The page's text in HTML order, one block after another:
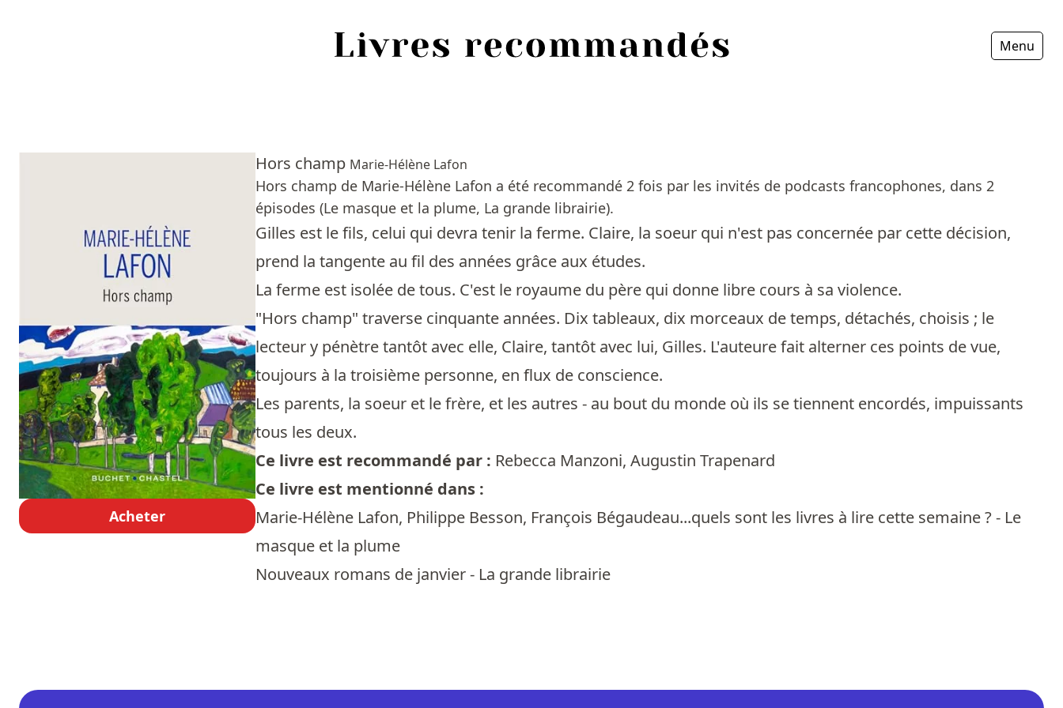
Menu
Acheter
Hors champ Marie-Hélène Lafon
Hors champ de Marie-Hélène Lafon a été recommandé 2 fois par les invités de podcasts francophones, dans 2
épisodes (Le masque et la plume, La grande librairie).
Gilles est le fils, celui qui devra tenir la ferme. Claire, la soeur qui n'est pas concernée par cette décision,
prend la tangente au fil des années grâce aux études.
La ferme est isolée de tous. C'est le royaume du père qui donne libre cours à sa violence.
"Hors champ" traverse cinquante années. Dix tableaux, dix morceaux de temps, détachés, choisis ; le
lecteur y pénètre tantôt avec elle, Claire, tantôt avec lui, Gilles. L'auteure fait alterner ces points de vue,
toujours à la troisième personne, en flux de conscience.
Les parents, la soeur et le frère, et les autres - au bout du monde où ils se tiennent encordés, impuissants
tous les deux.
Ce livre est recommandé par : Rebecca Manzoni,Augustin Trapenard
Ce livre est mentionné dans :
Marie-Hélène Lafon, Philippe Besson, François Bégaudeau...quels sont les livres à lire cette semaine ? - Le
masque et la plume
Nouveaux romans de janvier - La grande librairie
Livres
Livres les plus recommandés
Prix littéraires